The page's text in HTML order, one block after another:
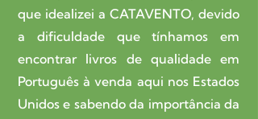
que idealizei a CATAVENTO, devido
a dificuldade que tínhamos em
encontrar livros de qualidade em
Português à venda aqui nos Estados
Unidos e sabendo da importância da